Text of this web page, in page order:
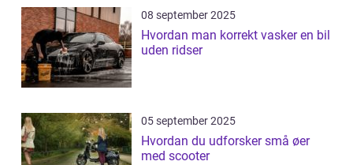
08 september 2025
Hvordan man korrekt vasker en bil
uden ridser
05 september 2025
Hvordan du udforsker små øer
med scooter